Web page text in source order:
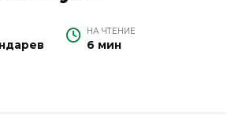
НА ЧТЕНИЕ
6 мин